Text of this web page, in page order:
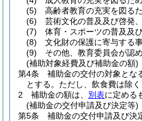
(5)
高齢者教育の充実を図る
(6)
芸術文化の普及及び啓発
(7)
体育・スポーツの普及及
(8)
文化財の保護に寄与する
(9)
その他、教育委員会が認
(補助対象経費及び補助金の額)
第4条
補助金の交付の対象とな
とする。 ただし、飲食費は除く
2
補助金の額は、 別表に定める
(補助金の交付申請及び決定等)
第5条
補助金の交付申請及び決